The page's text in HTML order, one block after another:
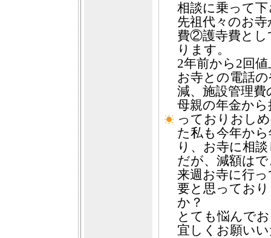
相談に乗って
先祖代々のお
費②護寺費とし
ります。
2年前から2回
お寺との電話
減、施設管理
母親の年金か
っておりおし
た私も今年か
り、お寺に相
だが、減額は
来週お寺に行
要と思ってお
か？
とても悩んで
宜しくお願い